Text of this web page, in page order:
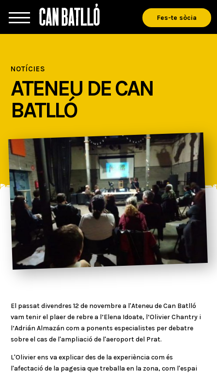
Fes-te sòcia
NOTÍCIES
ATENEU DE CAN
BATLLÓ
El passat divendres 12 de novembre a l'Ateneu de Can Batlló
vam tenir el plaer de rebre a l’Elena Idoate, l’Olivier Chantry i
l’Adrián Almazán com a ponents especialistes per debatre
sobre el cas de l'ampliació de l'aeroport del Prat.
L'Olivier ens va explicar des de la experiència com és
l'afectació de la pagesia que treballa en la zona, com l'espai